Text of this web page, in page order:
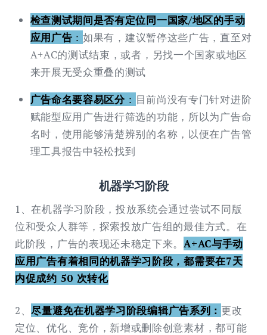
检查测试期间是否有定位同一国家/地区的手动
应用广告 ：如果有，建议暂停这些广告，直至对
A+AC的测试结束，或者，另找一个国家或地区
来开展无受众重叠的测试
广告命名要容易区分 ： 目前尚没有专门针对进阶
赋能型应用广告进行筛选的功能，所以为广告命
名时，使用能够清楚辨别的名称，以便在广告管
理工具报告中轻松找到
机器学习阶段
1、在机器学习阶段，投放系统会通过尝试不同版
位和受众人群等，探索投放广告组的最佳方式。在
此阶段，广告的表现还未稳定下来。 A+AC与手动
应用广告有着相同的机器学习阶段，都需要在7天
内促成约 50 次转化
2、尽量避免在机器学习阶段编辑广告系列：更改
定位、优化、竞价，新增或删除创意素材，都可能